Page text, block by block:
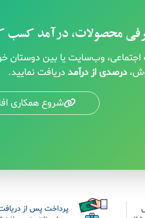
محصولات، درآمد کسب
وب‌سایت یا بین دوستان
درصدی از درآمد دریافت نمایید.
شروع همکاری
پرداخت پس از